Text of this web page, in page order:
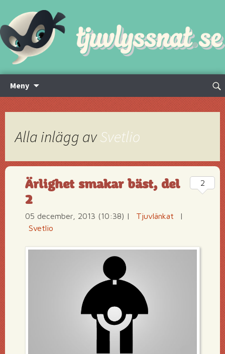
Meny
innehåll
Sök
Alla inlägg avSvetlio
Ärlighet smakar bäst, del
2
05 december, 2013 (10:38) | Tjuvlänkat
|
Svetlio
2